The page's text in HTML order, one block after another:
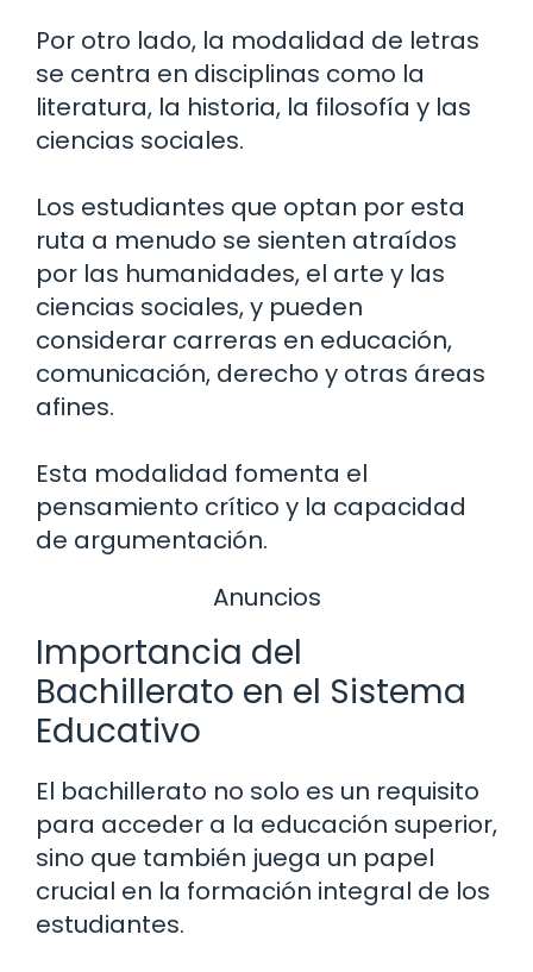
Por otro lado, la modalidad de letras
se centra en disciplinas como la
literatura, la historia, la filosofía y las
ciencias sociales.
Los estudiantes que optan por esta
ruta a menudo se sienten atraídos
por las humanidades, el arte y las
ciencias sociales, y pueden
considerar carreras en educación,
comunicación, derecho y otras áreas
afines.
Esta modalidad fomenta el
pensamiento crítico y la capacidad
de argumentación.
Anuncios
Importancia del
Bachillerato en el Sistema
Educativo
El bachillerato no solo es un requisito
para acceder a la educación superior,
sino que también juega un papel
crucial en la formación integral de los
estudiantes.